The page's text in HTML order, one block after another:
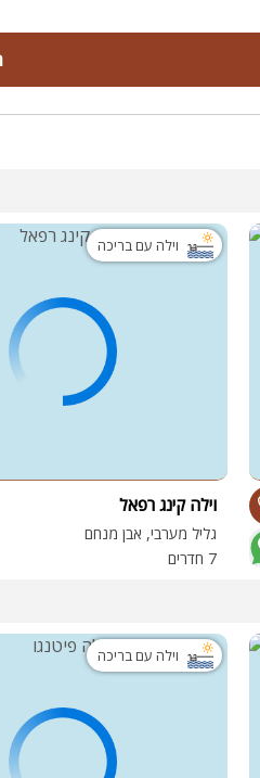
וילה עם בריכה
וילה קינג רפאל
גליל מערבי, אבן מנחם
7 חדרים
וילה עם בריכה